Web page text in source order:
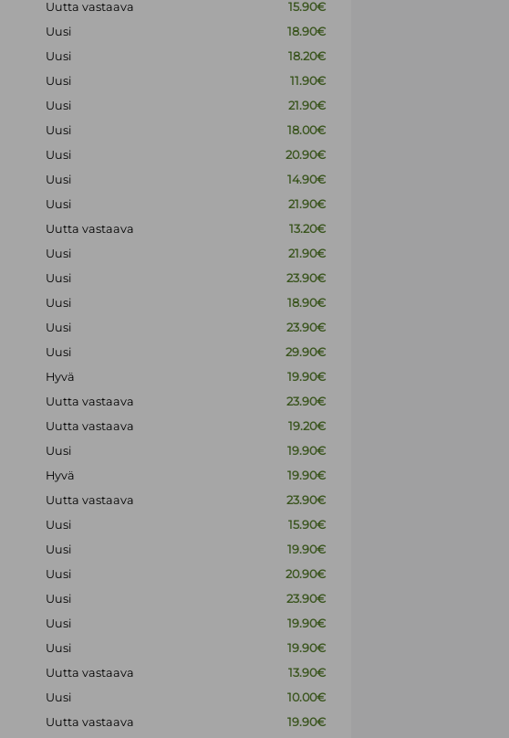
Uutta vastaava
15.90€
Uusi
18.90€
Uusi
18.20€
Uusi
11.90€
Uusi
21.90€
Uusi
18.00€
Uusi
20.90€
Uusi
14.90€
Uusi
21.90€
Uutta vastaava
13.20€
Uusi
21.90€
Uusi
23.90€
Uusi
18.90€
Uusi
23.90€
Uusi
29.90€
Hyvä
19.90€
Uutta vastaava
23.90€
Uutta vastaava
19.20€
Uusi
19.90€
Hyvä
19.90€
Uutta vastaava
23.90€
Uusi
15.90€
Uusi
19.90€
Uusi
20.90€
Uusi
23.90€
Uusi
19.90€
Uusi
19.90€
Uutta vastaava
13.90€
Uusi
10.00€
Uutta vastaava
19.90€